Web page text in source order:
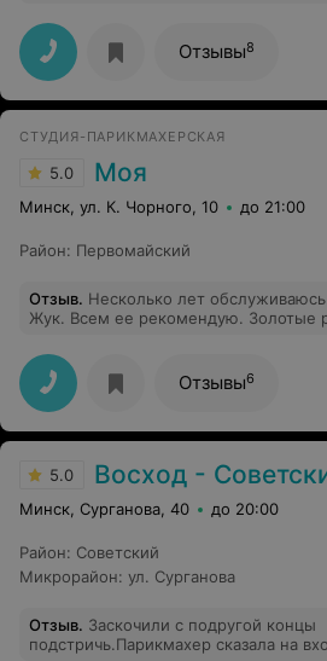
Отзывы8
СТУДИЯ-ПАРИКМАХЕРСКАЯ
5.0 Моя
Минск, ул. К. Чорного, 10 до 21:00
Район: Первомайский
Отзыв. Несколько лет
Жук. Всем ее рекомендую. Золотые
тоже способствуют комфорту
благодарна Любови и где бы она не
буду ее клиенткой, даже если ездить
также далеко, как и сейчас. Спасибо
говорить вообще о студии МОЯ, то
напомнят. Приятно!
Отзывы6
5.0 Восход -
Минск, Сурганова, 40 до 20:00
Район: Советский
Микрорайон: ул. Сурганова
Отзыв. Заскочили с подругой концы
подстричь.Парикмахер сказала на